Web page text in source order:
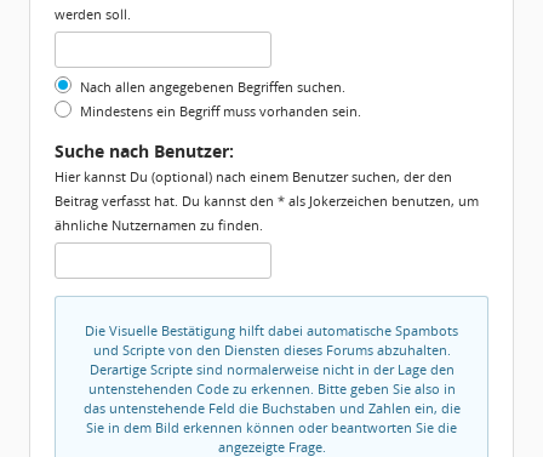
werden soll.
Nach allen angegebenen Begriffen suchen.
Mindestens ein Begriff muss vorhanden sein.
Suche nach Benutzer:
Hier kannst Du (optional) nach einem Benutzer suchen, der den
Beitrag verfasst hat. Du kannst den * als Jokerzeichen benutzen, um
ähnliche Nutzernamen zu finden.
Die Visuelle Bestätigung hilft dabei automatische Spambots
und Scripte von den Diensten dieses Forums abzuhalten.
Derartige Scripte sind normalerweise nicht in der Lage den
untenstehenden Code zu erkennen. Bitte geben Sie also in
das untenstehende Feld die Buchstaben und Zahlen ein, die
Sie in dem Bild erkennen können oder beantworten Sie die
angezeigte Frage.